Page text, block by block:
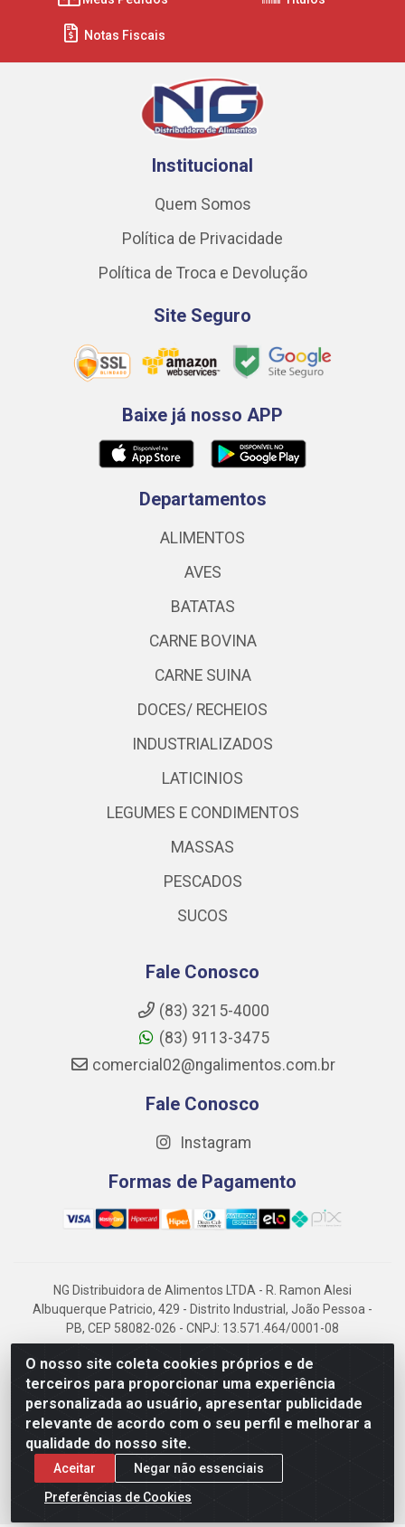
O nosso site coleta cookies próprios e de
terceiros para proporcionar uma experiência
personalizada ao usuário, apresentar publicidade
relevante de acordo com o seu perfil e melhorar a
qualidade do nosso site.
Aceitar
Negar não essenciais
Preferências de Cookies
Notas Fiscais
Institucional
Quem Somos
Política de Privacidade
Política de Troca e Devolução
Site Seguro
Baixe já nosso APP
Departamentos
ALIMENTOS
AVES
BATATAS
CARNE BOVINA
CARNE SUINA
DOCES/ RECHEIOS
INDUSTRIALIZADOS
LATICINIOS
LEGUMES E CONDIMENTOS
MASSAS
PESCADOS
SUCOS
Fale Conosco
(83) 3215-4000
(83) 9113-3475
comercial02@ngalimentos.com.br
Fale Conosco
Instagram
Formas de Pagamento
NG Distribuidora de Alimentos LTDA - R. Ramon Alesi
Albuquerque Patricio, 429 - Distrito Industrial, João Pessoa -
PB, CEP 58082-026 - CNPJ: 13.571.464/0001-08
NG Alimentos, há mais de 14 anos no mercado paraibano, é
referência em frigorificados, destacando-se pela logística
eficiente e excelência.